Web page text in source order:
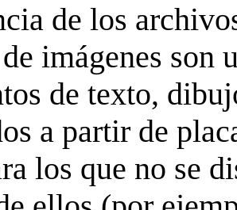
de los
imágenes son
de texto,
a partir de
los que no se